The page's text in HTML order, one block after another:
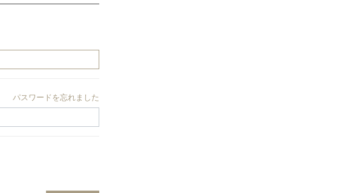
パスワードを忘れました